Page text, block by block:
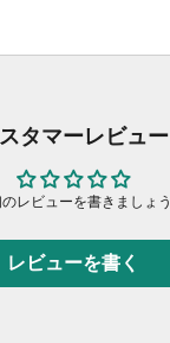
タマーレビュー
レビューを書きましょう
レビューを書く